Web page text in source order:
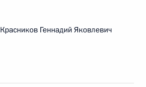
Красников Геннадий Яковлевич